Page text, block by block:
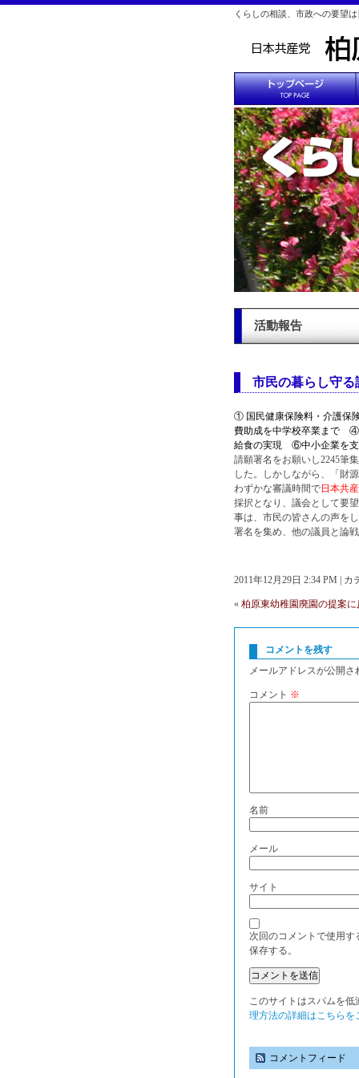
くらしの相談、市政への要望
活動報告
市民の暮らし守る
① 国民健康保険料・介護保
費助成を中学校卒業まで ④
給食の実現 ⑥中小企業を支
請願署名をお願いし2245筆
した。しかしながら、「財
わずかな審議時間で日本共
採択となり、議会として要
事は、市民の皆さんの声を
署名を集め、他の議員と論
2011年12月29日 2:34 PM | カ
« 柏原東幼稚園廃園の提案に
コメントを残す
メールアドレスが公開さ
コメント ※
名前
メール
サイト
次回のコメントで使用
保存する。
このサイトはスパムを低
理方法の詳細はこちらを
コメントフィード